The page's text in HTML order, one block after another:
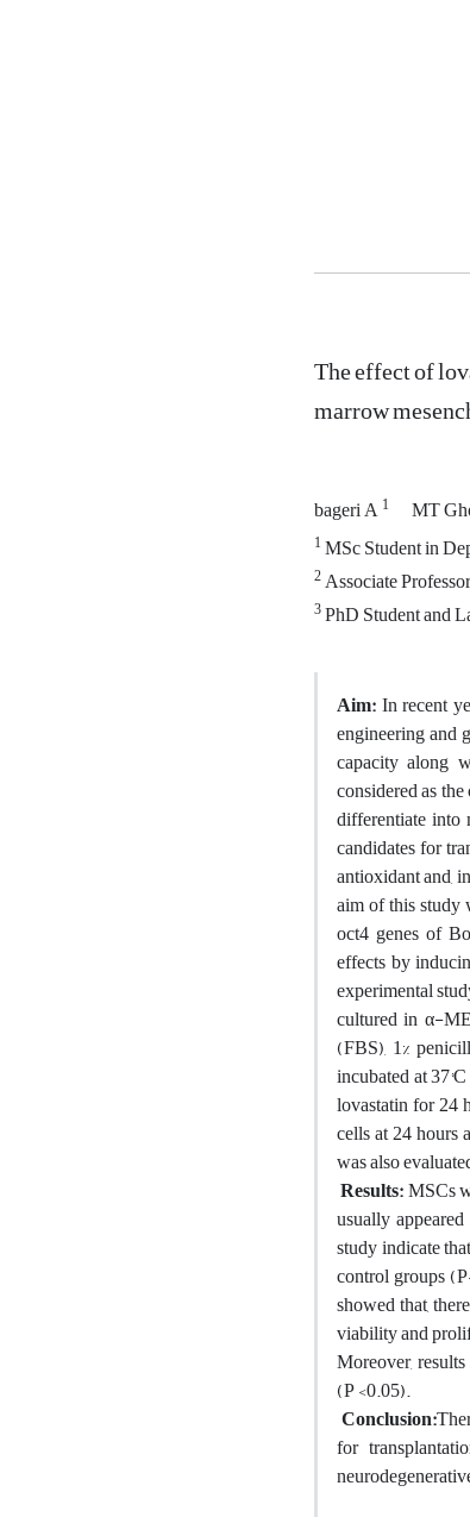
The effect of
marrow
bageri A1 MT
1MSc Student in
2Associate
3PhD Student and
Aim:In recent
engineering and
capacity along
considered as
differentiate into
candidates for
antioxidant and,
aim of this study
oct4 genes of
effects by
experimental
cultured in α-
(FBS), 1%
incubated at
lovastatin for 24
cells at 24 hours
was also
Results:MSCs
usually
study indicate
control groups
showed that,
viability and
Moreover,
(P <0.05).
Conclusion:
for